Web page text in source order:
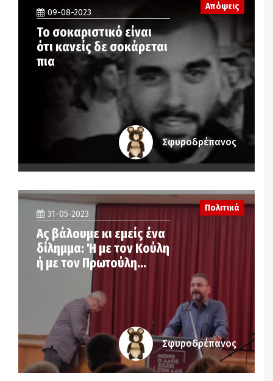
09-08-2023
Το σοκαριστικό είναι
ότι κανείς δε σοκάρεται
πια
Απόψεις
Σφυροδρέπανος
31-05-2023
Ας βάλουμε κι εμείς ένα
δίλημμα: Ή με τον Κούλη
ή με τον Πρωτούλη…
Πολιτικά
Σφυροδρέπανος